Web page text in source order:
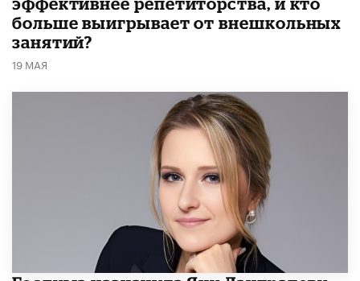
больше выигрывает от внешкольных
занятий?
19 МАЯ